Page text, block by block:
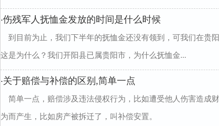
·伤残军人抚恤金发放的时间是什么时候
到目前为止，我们下半年的抚恤金还没有领到，可我们在贵
这是为什么？我们开阳县已属贵阳市，为什么抚恤金...
·关于赔偿与补偿的区别,简单一点
简单一点，赔偿涉及违法侵权行为，比如遭受他人伤害造成
为而产生，比如房产被拆迁了，叫补偿安置。